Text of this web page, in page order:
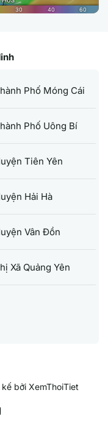
Phố Móng Cái
Phố Uông Bí
Tiên Yên
Hải Hà
Vân Đồn
Xã Quảng Yên
bởi XemThoiTiet